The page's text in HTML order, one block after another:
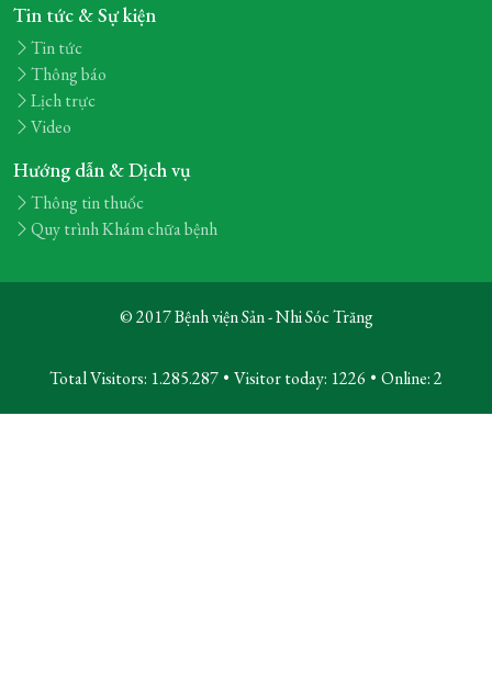
Tin tức & Sự kiện
Tin tức
Thông báo
Lịch trực
Video
Hướng dẫn & Dịch vụ
Thông tin thuốc
Quy trình Khám chữa bệnh
© 2017 Bệnh viện Sản - Nhi Sóc Trăng
Total Visitors: 1.285.287 • Visitor today: 1226 • Online:2